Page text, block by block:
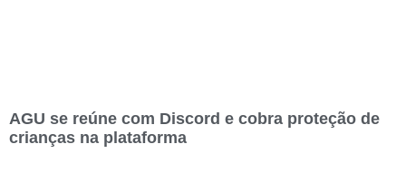
AGU se reúne com Discord e cobra proteção de
crianças na plataforma